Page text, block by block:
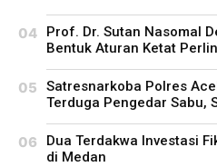
Prof. Dr. Sutan Nasomal
Bentuk Aturan Ketat
Satresnarkoba Polres
Terduga Pengedar Sabu,
Dua Terdakwa Investasi
di Medan